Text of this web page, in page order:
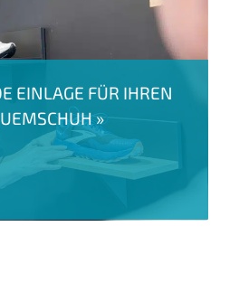
EINLAGE FÜR IHREN
»